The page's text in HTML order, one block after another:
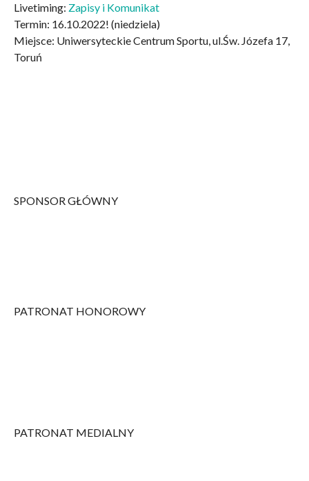
Livetiming: Zapisy i Komunikat
Termin: 16.10.2022! (niedziela)
Miejsce: Uniwersyteckie Centrum Sportu, ul.Św. Józefa 17,
Toruń
SPONSOR GŁÓWNY
PATRONAT HONOROWY
PATRONAT MEDIALNY